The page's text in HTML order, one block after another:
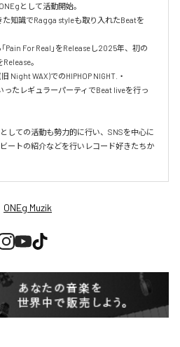
として活動開始。
知識でRagga styleも取り入れたBeatを
Pain For Real」をReleaseし2025年、初の
。
Night WAX)でのHIPHOP NIGHT.・
たレギュラーパーティでBeat liveを行っ
しての活動も勢力的に行い、SNSを中心に
ートの紹介などを行いレコード好きたちか
ONEg Muzik